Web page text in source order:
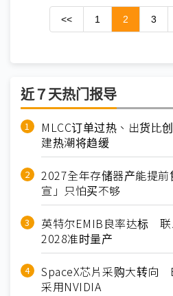
<< 1 2 3
近７天热门报导
MLCC订单过热、出货
建热潮将趋缓
2027全年存储器产能提
宣」只怕买不够
英特尔EMIB良率达标 联
2028准时量产
SpaceX芯片采购大转向
采用NVIDIA